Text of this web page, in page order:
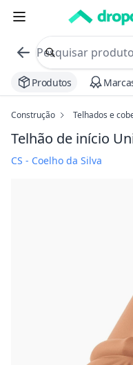
commerce search
Procurar
Produtos
Construção Telhados e
Telhão de início
CS - Coelho da Silva